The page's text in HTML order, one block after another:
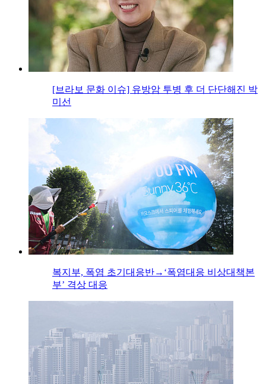
[브라보 문화 이슈] 유방암 투병 후 더 단단해진 박
미선
복지부, 폭염 초기대응반→‘폭염대응 비상대책본
부’ 격상 대응